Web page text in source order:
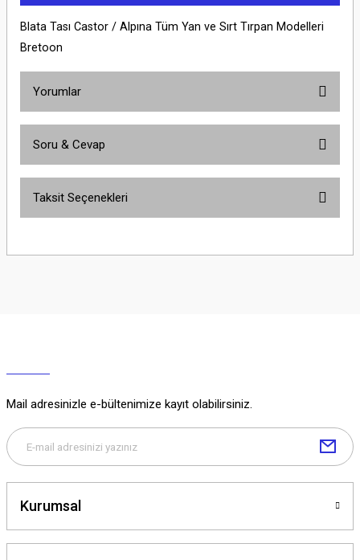
Blata Tası Castor / Alpına Tüm Yan ve Sırt Tırpan Modelleri
Bretoon
Yorumlar
Soru & Cevap
Soru Sor
Taksit Seçenekleri
Mail adresinizle e-bültenimize kayıt olabilirsiniz.
Kurumsal